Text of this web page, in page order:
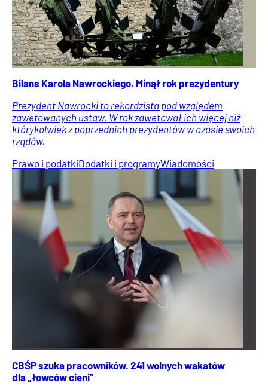
Bilans Karola Nawrockiego. Minął rok prezydentury
Prezydent Nawrocki to rekordzista pod względem
zawetowanych ustaw. W rok zawetował ich więcej niż
którykolwiek z poprzednich prezydentów w czasie swoich
rządów.
Prawo i podatkiDodatki i programyWiadomości
CBŚP szuka pracowników. 241 wolnych wakatów
dla „łowców cieni”